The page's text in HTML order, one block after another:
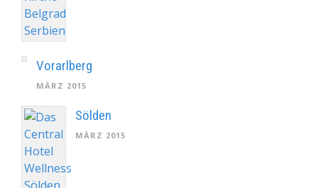
Vorarlberg
MÄRZ 2015
Sölden
MÄRZ 2015